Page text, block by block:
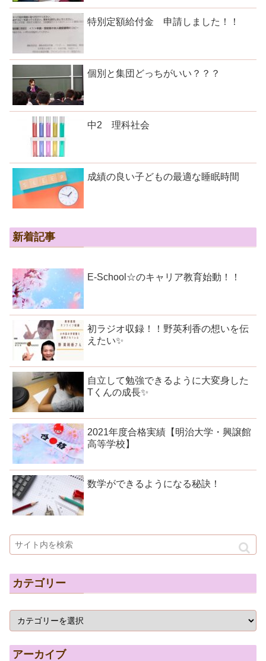
特別定額給付金 申請しました！！
個別と集団どっちがいい？？？
中2 理科社会
成績の良い子どもの最適な睡眠時間
新着記事
E-School☆のキャリア教育始動！！
初ラジオ収録！！野英利香の想いを伝
えたい✨
自立して勉強できるように大変身した
Tくんの成長✨
2021年度合格実績【明治大学・興譲館
高等学校】
数学ができるようになる秘訣！
カテゴリー
アーカイブ